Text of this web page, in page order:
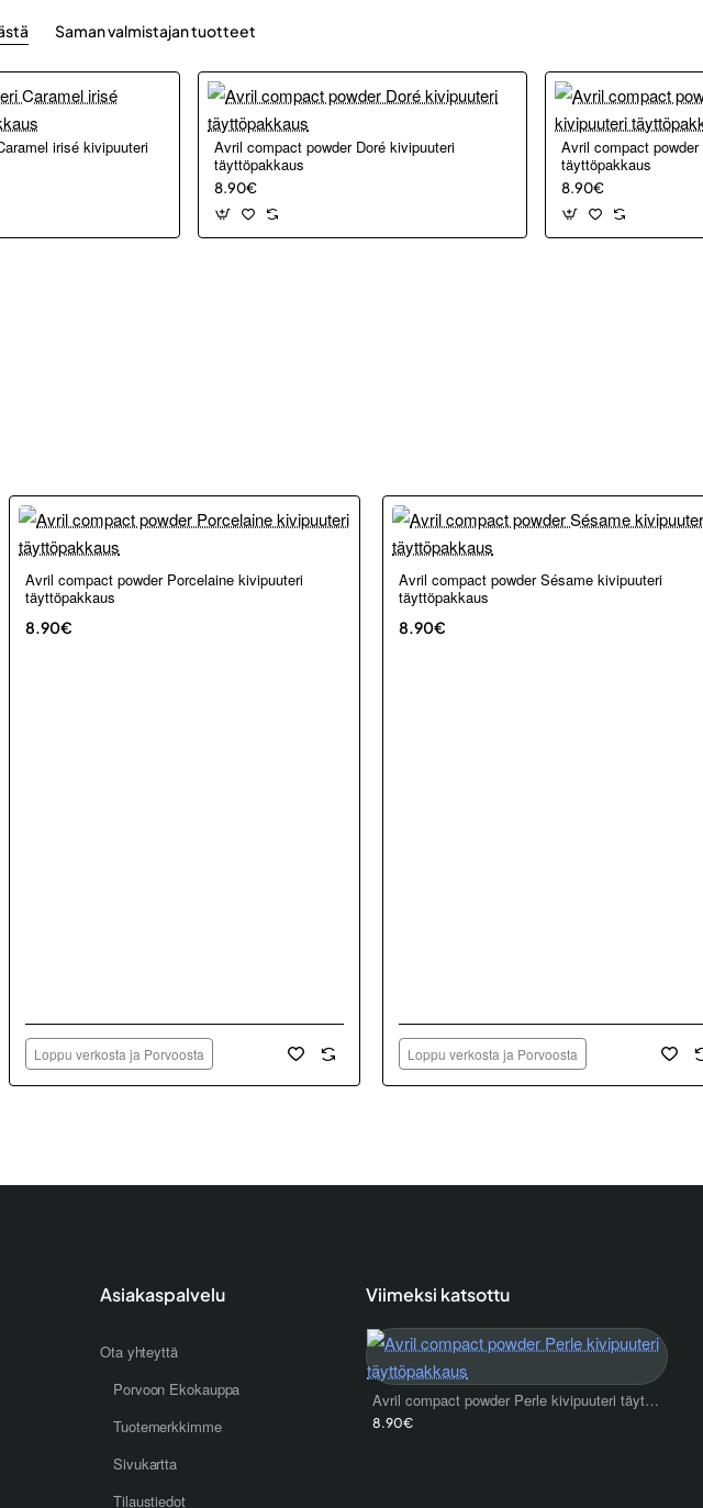
Saman valmistajan tuotteet
irisé kivipuuteri
Avril compact powder Doré kivipuuteri
täyttöpakkaus
8.90€
Avril compact
täyttöpakkaus
8.90€
Loppu verkosta ja Porvoosta
Avril compact powder Porcelaine kivipuuteri
täyttöpakkaus
8.90€
Loppu verkosta ja Porvoosta
Loppu verkosta ja Porvoosta
Avril compact powder Sésame kivipuuteri
täyttöpakkaus
8.90€
Loppu verkosta ja Porvoosta
Asiakaspalvelu
Ota yhteyttä
Porvoon Ekokauppa
Tuotemerkkimme
Sivukartta
Tilaustiedot
Viimeksi katsottu
Avril compact powder Perle kivipuuteri täyttöpakkaus
8.90€